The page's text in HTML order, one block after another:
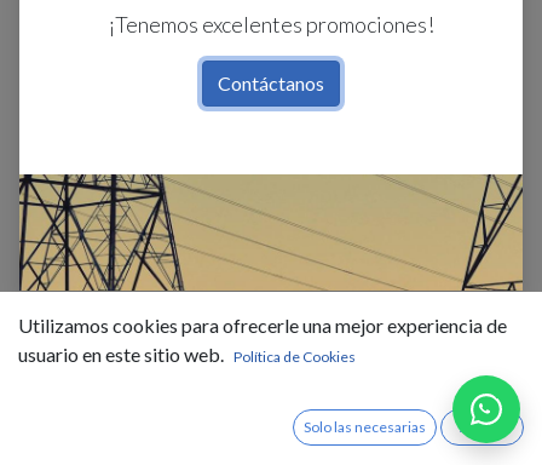
¡Tenemos excelentes promociones!
Contáctanos
Cinta Led Smd 60L Ip20 Rgb
10W/M Interior Rollo 1X5Mt
$3,45 IVA Incluido
Utilizamos cookies para ofrecerle una mejor experiencia de
usuario en este sitio web. Política de Cookies
Solo las necesarias Acepto